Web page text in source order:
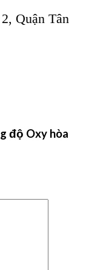
Quận Tân
độ Oxy hòa